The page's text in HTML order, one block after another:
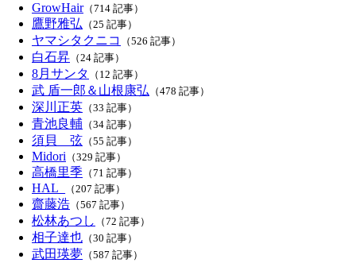
GrowHair（714 記事）
鷹野雅弘 （25 記事）
ヤマシタクニコ （526 記事）
白石昇 （24 記事）
8月サンタ （12 記事）
武 盾一郎＆山根康弘 （478 記事）
深川正英 （33 記事）
青池良輔 （34 記事）
須貝 弦 （55 記事）
Midori （329 記事）
高橋里季 （71 記事）
HAL_ （207 記事）
齋藤浩 （567 記事）
松林あつし （72 記事）
相子達也 （30 記事）
武田瑛夢 （587 記事）